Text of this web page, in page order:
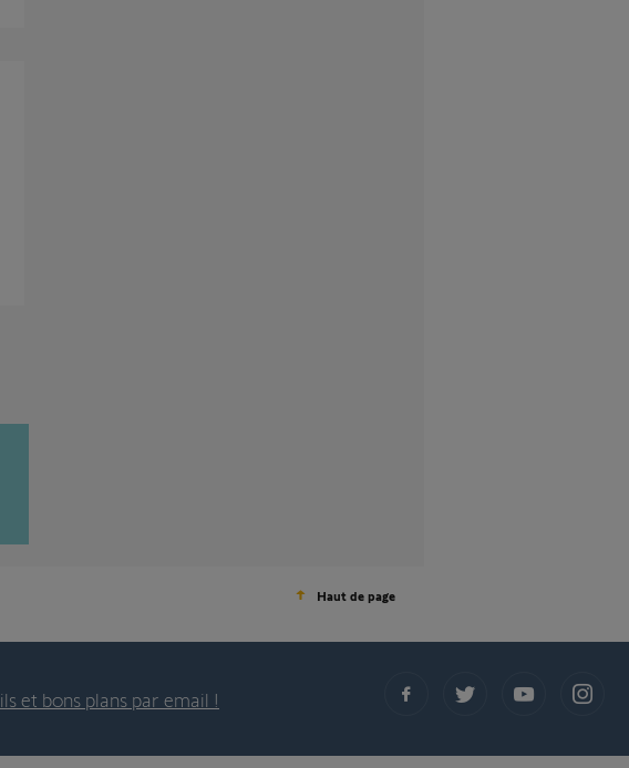
Haut de page
et bons plans par email !